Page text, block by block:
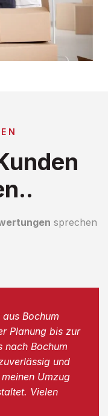
sprechen
Bochum
Planung bis zur
nach Bochum
und
Umzug
Vielen